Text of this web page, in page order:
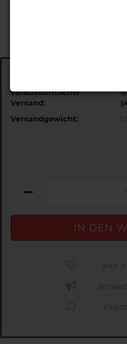
voraussichtlicher
Versand:
Versandgewicht: 1.5